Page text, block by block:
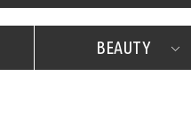
BEAUTY